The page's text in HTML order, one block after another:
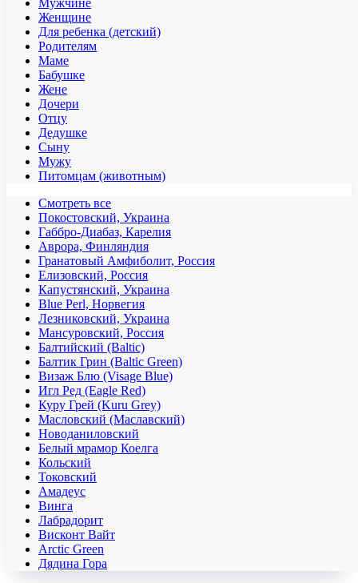
Мужчине
Женщине
Для ребенка (детский)
Родителям
Маме
Бабушке
Жене
Дочери
Отцу
Дедушке
Сыну
Мужу
Питомцам (животным)
Смотреть все
Покостовский, Украина
Габбро-Диабаз, Карелия
Аврора, Финляндия
Гранатовый Амфиболит, Россия
Елизовский, Россия
Капустянский, Украина
Blue Perl, Норвегия
Лезниковский, Украина
Мансуровский, Россия
Балтийский (Baltic)
Балтик Грин (Baltic Green)
Визаж Блю (Visage Blue)
Игл Ред (Eagle Red)
Куру Грей (Kuru Grey)
Масловский (Маславский)
Новоданиловский
Белый мрамор Коелга
Кольский
Токовский
Амадеус
Винга
Лабрадорит
Висконт Вайт
Аrctic Green
Дядина Гора